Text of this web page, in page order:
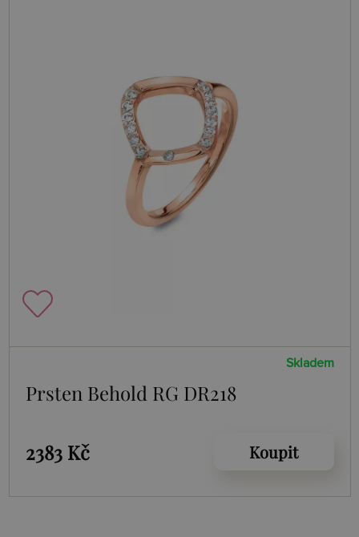
Skladem
Prsten Behold RG DR218
2383 Kč Koupit